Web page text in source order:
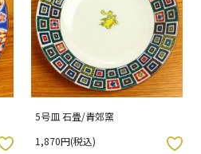
5号皿 石畳/青郊窯
1,870円(税込)
お気に入りボタン